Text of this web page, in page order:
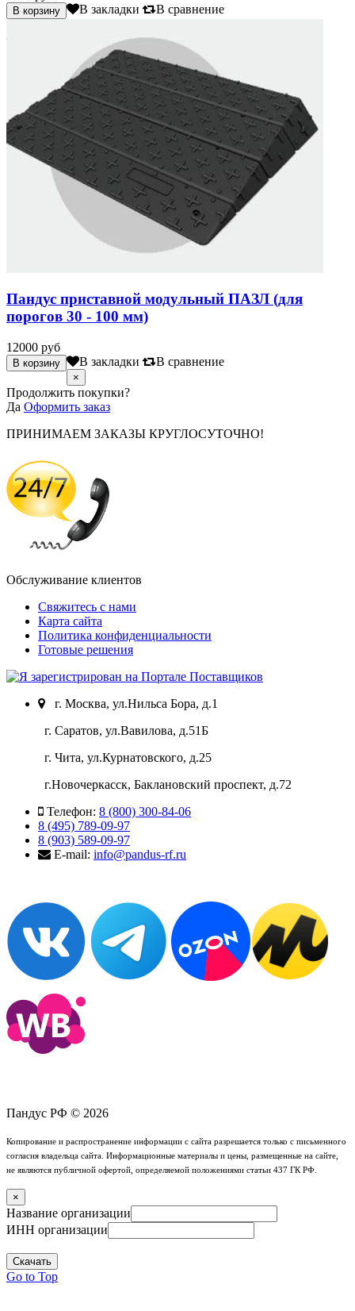
В закладки В сравнение
Пандус приставной модульный ПАЗЛ (для
порогов 30 - 100 мм)
12000 руб
В закладки В сравнение
×
Продолжить покупки?
Да Оформить заказ
ПРИНИМАЕМ ЗАКАЗЫ КРУГЛОСУТОЧНО!
Обслуживание клиентов
Свяжитесь с нами
Карта сайта
Политика конфиденциальности
Готовые решения
г. Москва, ул.Нильса Бора, д.1
г. Саратов, ул.Вавилова, д.51Б
г. Чита, ул.Курнатовского, д.25
г.Новочеркасск, Баклановский проспект, д.72
Телефон: 8 (800) 300-84-06
8 (495) 789-09-97
8 (903) 589-09-97
E-mail: info@pandus-rf.ru
Пандус РФ © 2026
Копирование и распространение информации с сайта разрешается только с письменного
согласия владельца сайта. Информационные материалы и цены, размещенные на сайте,
не являются публичной офертой, определяемой положениями статьи 437 ГК РФ.
×
Название организации
ИНН организации
Скачать
Go to Top